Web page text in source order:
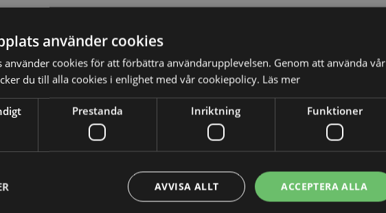
använder cookies
använder cookies för att förbättra användarupplevelsen. Genom att använda vår
du till alla cookies i enlighet med vår cookiepolicy. Läs mer
Prestanda Inriktning Funktioner
ACCEPTERA ALLA
AVVISA ALLT